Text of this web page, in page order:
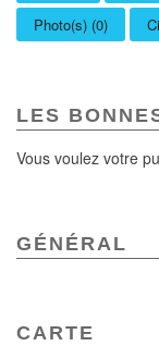
Photo(s) (0)
LES
Vous voulez votre
GÉNÉRAL
CARTE